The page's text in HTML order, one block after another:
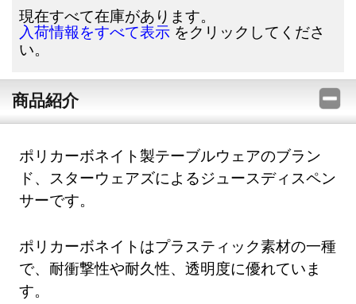
現在すべて在庫があります。
入荷情報をすべて表示 をクリックしてくださ
い。
商品紹介
ポリカーボネイト製テーブルウェアのブラン
ド、スターウェアズによるジュースディスペン
サーです。
ポリカーボネイトはプラスティック素材の一種
で、耐衝撃性や耐久性、透明度に優れていま
す。